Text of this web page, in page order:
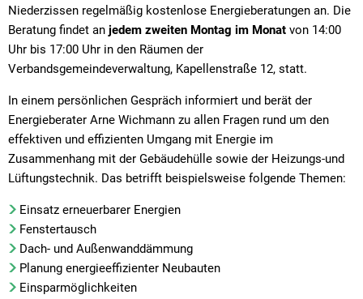
Sitzungskalender
Stellenangebote und Ausbildung
Wahlen
Mitarbeiter von A-Z
Müllabfuhr
Notrufnummern
Ordnungsamt
Ratsinfosystem
Standesamt
Schiedspersonen
Steuern
Vordrucke/Formulare
Bebauungspläne
Schulen Grundschulen
Realschule
Förder- und
Satzungen
Sozialhilfe
Vereine
Niederdürenbach
Niederzissen
Oberdürenbach
Oberzissen
Schalkenbach
Spessart
Wassenach
Niederzissen regelmäßig kostenlose Energieberatungen an. Die
Beratung findet an jedem zweiten Montag im Monat von 14:00
Uhr bis 17:00 Uhr in den Räumen der
Verbandsgemeindeverwaltung, Kapellenstraße 12, statt.
In einem persönlichen Gespräch informiert und berät der
Energieberater Arne Wichmann zu allen Fragen rund um den
effektiven und effizienten Umgang mit Energie im
Zusammenhang mit der Gebäudehülle sowie der Heizungs-und
Lüftungstechnik. Das betrifft beispielsweise folgende Themen:
Einsatz erneuerbarer Energien
Fenstertausch
Dach- und Außenwanddämmung
Planung energieeffizienter Neubauten
Einsparmöglichkeiten